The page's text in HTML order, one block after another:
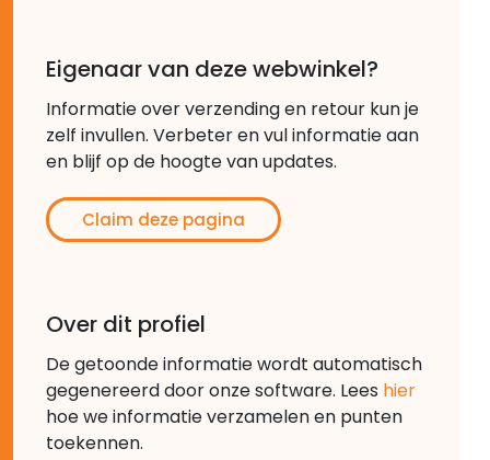
Eigenaar van deze webwinkel?
Informatie over verzending en retour kun je
zelf invullen. Verbeter en vul informatie aan
en blijf op de hoogte van updates.
Claim deze pagina
Over dit profiel
De getoonde informatie wordt automatisch
gegenereerd door onze software. Lees hier
hoe we informatie verzamelen en punten
toekennen.